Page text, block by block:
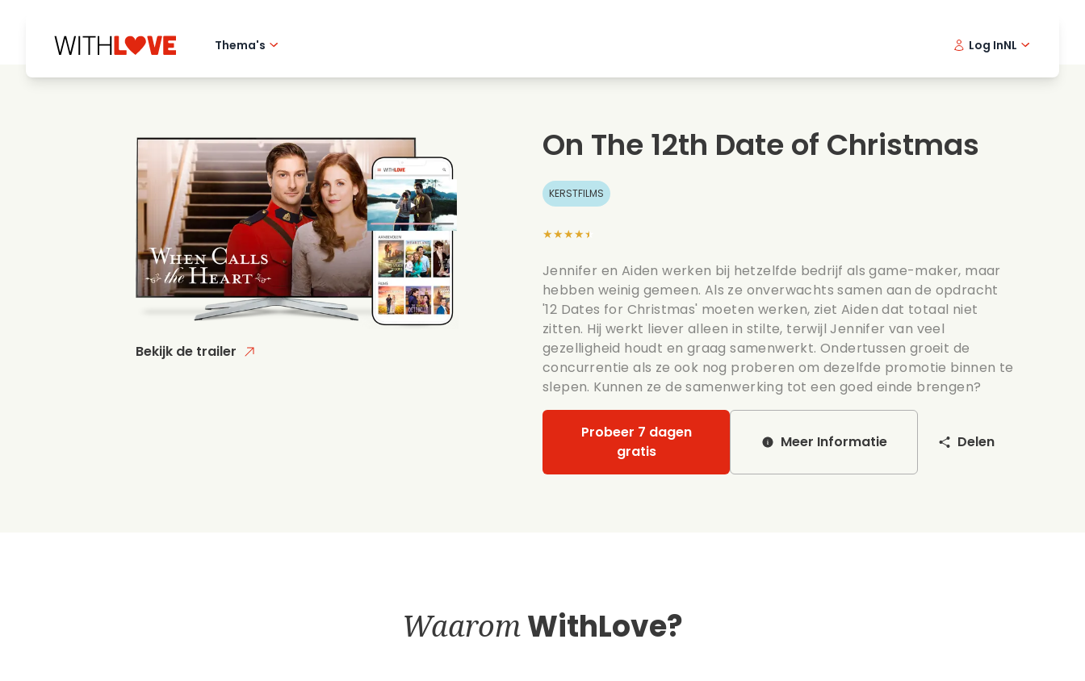
Thema's
Mysteries
Zomerse films
Date films
Romantische series
Bruiloft
Log InNL
Bekijk de trailer
On The 12th Date of Christmas
KERSTFILMS
★★★★★
Jennifer en Aiden werken bij hetzelfde bedrijf als game-maker, maar
hebben weinig gemeen. Als ze onverwachts samen aan de opdracht
'12 Dates for Christmas' moeten werken, ziet Aiden dat totaal niet
zitten. Hij werkt liever alleen in stilte, terwijl Jennifer van veel
gezelligheid houdt en graag samenwerkt. Ondertussen groeit de
concurrentie als ze ook nog proberen om dezelfde promotie binnen te
slepen. Kunnen ze de samenwerking tot een goed einde brengen?
Probeer 7 dagen
gratis
Meer Informatie Delen
WaaromWithLove?